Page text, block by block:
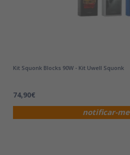
notificar-me
Kit Squonk Blocks 90W - Kit Uwell Squonk
74,90€